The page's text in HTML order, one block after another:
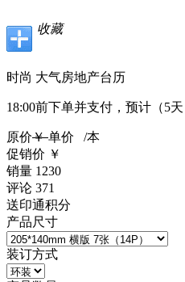
收藏
时尚 大气房地产台历
18:00前下单并支付， 预计（5
原价￥单价
/本
促销价 ￥
销量 1230
评论 371
送印通积分
产品尺寸
装订方式